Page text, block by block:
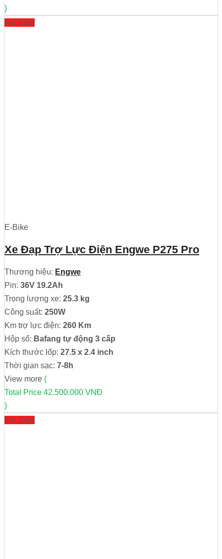
)
For Sale
E-Bike
Xe Đạp Trợ Lực Điện Engwe P275 Pro
Thương hiệu: Engwe
Pin: 36V 19.2Ah
Trọng lượng xe: 25.3 kg
Công suất: 250W
Km trợ lực điện: 260 Km
Hộp số: Bafang tự động 3 cấp
Kích thước lốp: 27.5 x 2.4 inch
Thời gian sạc: 7-8h
View more (
Total Price 42.500.000 VNĐ
)
For Sale